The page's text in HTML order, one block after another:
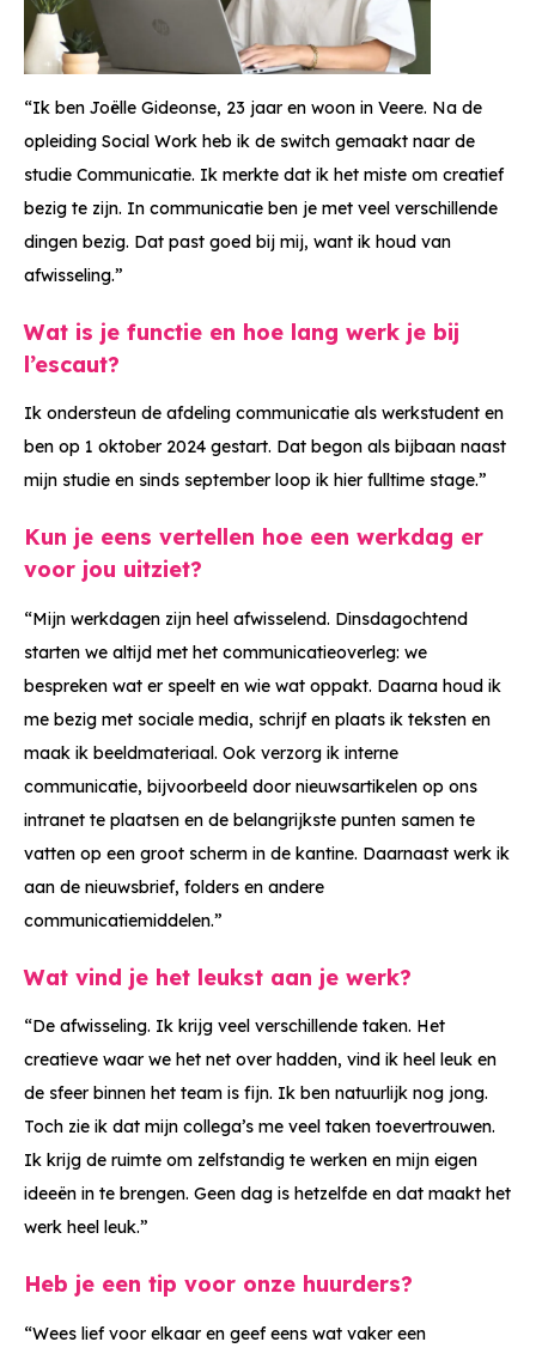
“Ik ben Joëlle Gideonse, 23 jaar en woon in Veere. Na de
opleiding Social Work heb ik de switch gemaakt naar de
studie Communicatie. Ik merkte dat ik het miste om creatief
bezig te zijn. In communicatie ben je met veel verschillende
dingen bezig. Dat past goed bij mij, want ik houd van
afwisseling.”
Wat is je functie en hoe lang werk je bij
l’escaut?
Ik ondersteun de afdeling communicatie als werkstudent en
ben op 1 oktober 2024 gestart. Dat begon als bijbaan naast
mijn studie en sinds september loop ik hier fulltime stage.”
Kun je eens vertellen hoe een werkdag er
voor jou uitziet?
“Mijn werkdagen zijn heel afwisselend. Dinsdagochtend
starten we altijd met het communicatieoverleg: we
bespreken wat er speelt en wie wat oppakt. Daarna houd ik
me bezig met sociale media, schrijf en plaats ik teksten en
maak ik beeldmateriaal. Ook verzorg ik interne
communicatie, bijvoorbeeld door nieuwsartikelen op ons
intranet te plaatsen en de belangrijkste punten samen te
vatten op een groot scherm in de kantine. Daarnaast werk ik
aan de nieuwsbrief, folders en andere
communicatiemiddelen.”
Wat vind je het leukst aan je werk?
“De afwisseling. Ik krijg veel verschillende taken. Het
creatieve waar we het net over hadden, vind ik heel leuk en
de sfeer binnen het team is fijn. Ik ben natuurlijk nog jong.
Toch zie ik dat mijn collega’s me veel taken toevertrouwen.
Ik krijg de ruimte om zelfstandig te werken en mijn eigen
ideeën in te brengen. Geen dag is hetzelfde en dat maakt het
werk heel leuk.”
Heb je een tip voor onze huurders?
“Wees lief voor elkaar en geef eens wat vaker een